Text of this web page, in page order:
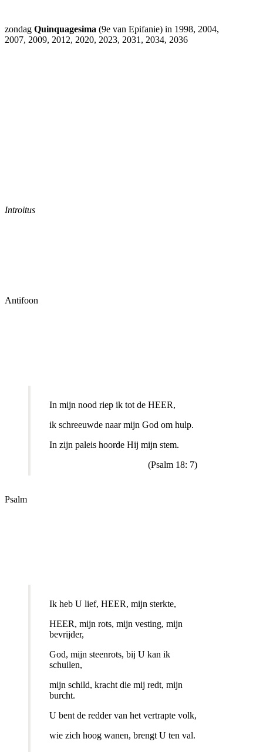
zondag Quinquagesima (9e van Epifanie) in 1998, 2004,
2007, 2009, 2012, 2020, 2023, 2031, 2034, 2036
Introitus
Antifoon
In mijn nood riep ik tot de HEER,
ik schreeuwde naar mijn God om hulp.
In zijn paleis hoorde Hij mijn stem.
(Psalm 18: 7)
Psalm
Ik heb U lief, HEER, mijn sterkte,
HEER, mijn rots, mijn vesting, mijn
bevrijder,
God, mijn steenrots, bij U kan ik
schuilen,
mijn schild, kracht die mij redt, mijn
burcht.
U bent de redder van het vertrapte volk,
wie zich hoog wanen, brengt U ten val.